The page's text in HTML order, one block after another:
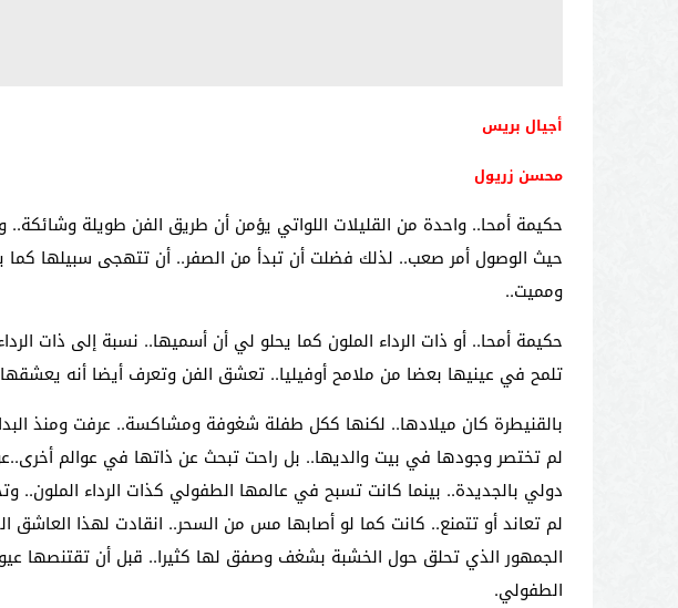
أجيال بريس
محسن زريول
حكيمة أمحا.. واحدة من القليلات اللواتي يؤمن أن طريق الفن طويلة
حيث الوصول أمر صعب.. لذلك فضلت أن تبدأ من الصفر.. أن تتهجى سبيلها
ومميت..
حكيمة أمحا.. أو ذات الرداء الملون كما يحلو لي أن أسميها.. نسبة إلى ذات
تلمح في عينيها بعضا من ملامح أوفيليا.. تعشق الفن وتعرف أيضا أنه
بالقنيطرة كان ميلادها.. لكنها ككل طفلة شغوفة ومشاكسة.. عرفت ومنذ
لم تختصر وجودها في بيت والديها.. بل راحت تبحث عن ذاتها في عوالم
دولي بالجديدة.. بينما كانت تسبح في عالمها الطفولي كذات الرداء الملون..
لم تعاند أو تتمنع.. كانت كما لو أصابها مس من السحر.. انقادت لهذا
الجمهور الذي تحلق حول الخشبة بشغف وصفق لها كثيرا.. قبل أن تقتنصها
الطفولي.